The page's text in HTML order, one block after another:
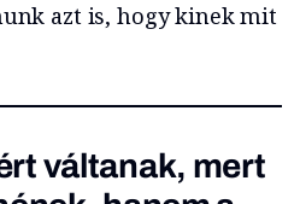
azt is, hogy kinek mit
váltanak, mert